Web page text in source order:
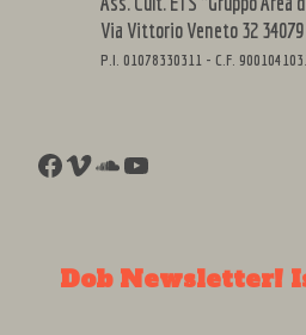
Via Vittorio Veneto 32
P.I. 01078330311 - C.F.
Facebook
VimeoSoundCloud
YouTube
Dob Newsletter!